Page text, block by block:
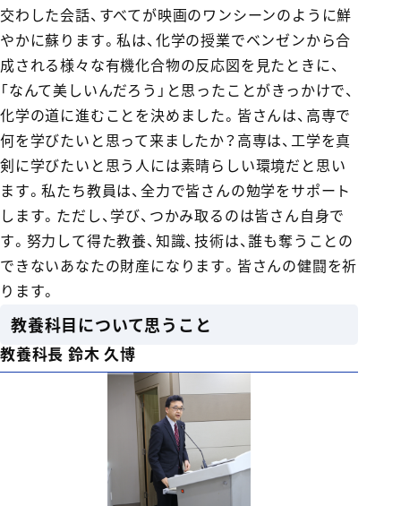
交わした会話、すべてが映画のワンシーンのように鮮
やかに蘇ります。私は、化学の授業でベンゼンから合
成される様々な有機化合物の反応図を見たときに、
「なんて美しいんだろう」と思ったことがきっかけで、
化学の道に進むことを決めました。皆さんは、高専で
何を学びたいと思って来ましたか？高専は、工学を真
剣に学びたいと思う人には素晴らしい環境だと思い
ます。私たち教員は、全力で皆さんの勉学をサポート
します。ただし、学び、つかみ取るのは皆さん自身で
す。努力して得た教養、知識、技術は、誰も奪うことの
できないあなたの財産になります。皆さんの健闘を祈
ります。
教養科目について思うこと
教養科長 鈴木 久博